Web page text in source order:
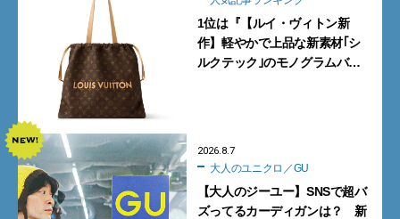
1位は『【ルイ・ヴィトン新
作】軽やかで上品な新素材｢シ
ルクテック｣のモノグラムバッ
2026.8.7
大人のユニクロ／GU
【大人のジーユー】SNSで超バ
ズってるカーディガンは？ 新